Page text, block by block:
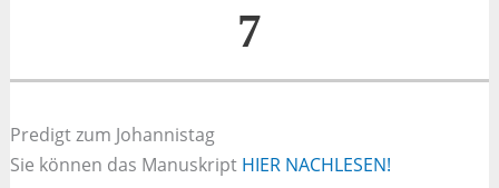
7
Predigt zum Johannistag
Sie können das Manuskript HIER NACHLESEN!